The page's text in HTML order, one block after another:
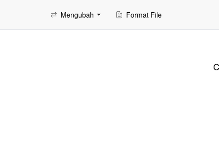
Mengubah Format File